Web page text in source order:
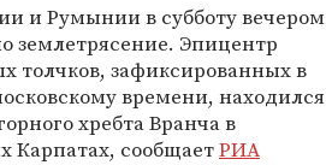
и Румынии в субботу вечером
землетрясение. Эпицентр
толчков, зафиксированных в
времени, находился
хребта Вранча в
Карпатах, сообщаетРИА